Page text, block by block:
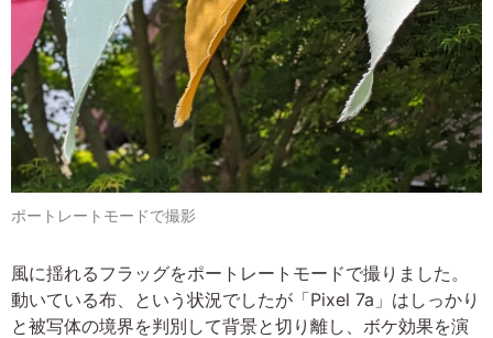
ポートレートモードで撮影
風に揺れるフラッグをポートレートモードで撮りました。
動いている布、という状況でしたが「Pixel 7a」はしっかり
と被写体の境界を判別して背景と切り離し、ボケ効果を演